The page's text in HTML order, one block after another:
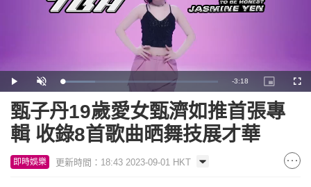
Play Unmute Loaded
20.80%
Remaining
Time
-3:18
Picture-
in-
甄子丹19歲愛女甄濟如推首張專
輯 收錄8首歌曲晒舞技展才華
即時娛樂 更新時間：18:43 2023-09-01 HKT